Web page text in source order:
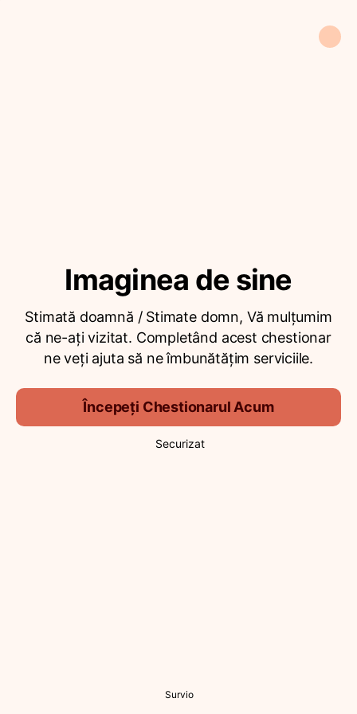
Imaginea de sine
Stimată doamnă / Stimate domn, Vă mulțumim
că ne-ați vizitat. Completând acest chestionar
ne veți ajuta să ne îmbunătățim serviciile.
Începeți Chestionarul Acum
Securizat
Survio